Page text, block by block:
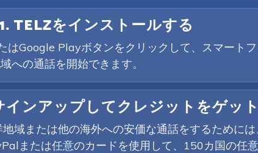
TELZをインストールする
はGoogle Playボタンをクリックして、スマート
への通話を開始できます。
ンアップしてクレジットをゲット
域または他の海外への安価な通話をするために
または任意のカードを使用して、150カ国の任